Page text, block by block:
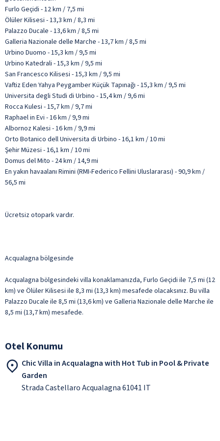
Furlo Geçidi - 12 km / 7,5 mi
Ölüler Kilisesi - 13,3 km / 8,3 mi
Palazzo Ducale - 13,6 km / 8,5 mi
Galleria Nazionale delle Marche - 13,7 km / 8,5 mi
Urbino Duomo - 15,3 km / 9,5 mi
Urbino Katedrali - 15,3 km / 9,5 mi
San Francesco Kilisesi - 15,3 km / 9,5 mi
Vaftiz Eden Yahya Peygamber Küçük Tapınağı - 15,3 km / 9,5 mi
Universita degli Studi di Urbino - 15,4 km / 9,6 mi
Rocca Kulesi - 15,7 km / 9,7 mi
Raphael in Evi - 16 km / 9,9 mi
Albornoz Kalesi - 16 km / 9,9 mi
Orto Botanico dell Universita di Urbino - 16,1 km / 10 mi
Şehir Müzesi - 16,1 km / 10 mi
Domus del Mito - 24 km / 14,9 mi
En yakın havaalanı Rimini (RMI-Federico Fellini Uluslararası) - 90,9 km /
56,5 mi
Ücretsiz otopark vardır.
Acqualagna bölgesinde
Acqualagna bölgesindeki villa konaklamanızda, Furlo Geçidi ile 7,5 mi (12
km) ve Ölüler Kilisesi ile 8,3 mi (13,3 km) mesafede olacaksınız. Bu villa
Palazzo Ducale ile 8,5 mi (13,6 km) ve Galleria Nazionale delle Marche ile
8,5 mi (13,7 km) mesafede.
Otel Konumu
Chic Villa in Acqualagna with Hot Tub in Pool & Private
Garden
Strada Castellaro Acqualagna 61041 IT